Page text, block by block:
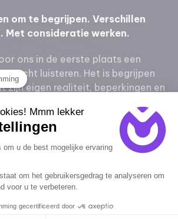
Mmm lekker
om u de best mogelijke ervaring
om het gebruikersgedrag te analyseren om
voor u te verbeteren.
gecertificeerd door
om te begrijpen. Verschillen
Met consideratie werken.
ons in de eerste plaats een
luisteren. Het is begrijpen
zijn eigen realiteit, beperkingen en
Dit respect komt tot uiting in
in de transparantie van
in hoe we prioriteren en in onze
technische kwesties te
voor collega’s, de tijd van